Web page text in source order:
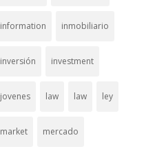
information inmobiliario
inversión investment
jovenes law law ley
market mercado